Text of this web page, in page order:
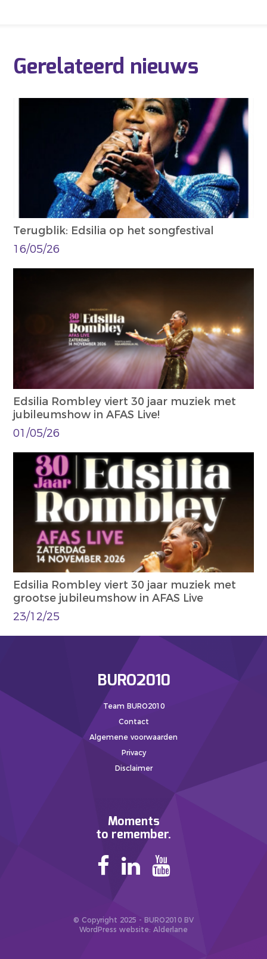
Gerelateerd nieuws
Terugblik: Edsilia op het songfestival
16/05/26
Edsilia Rombley viert 30 jaar muziek met
jubileumshow in AFAS Live!
01/05/26
Edsilia Rombley viert 30 jaar muziek met
grootse jubileumshow in AFAS Live
23/12/25
BURO2010
Team BURO2010
Contact
Algemene voorwaarden
Privacy
Disclaimer
Moments
to remember.
© Copyright 2025 - BURO2010 BV
WordPress website: Alderlane